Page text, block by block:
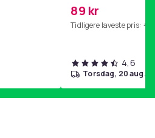
89 kr
Tidligere laveste pris: 99
4,6
torsdag, 20 aug.